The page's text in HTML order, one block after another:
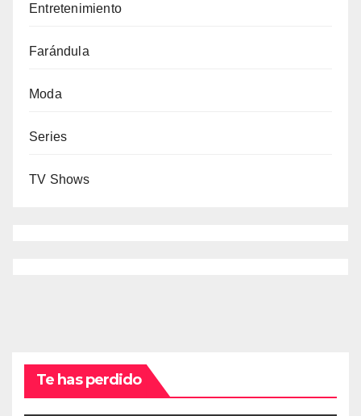
Entretenimiento
Farándula
Moda
Series
TV Shows
Te has perdido